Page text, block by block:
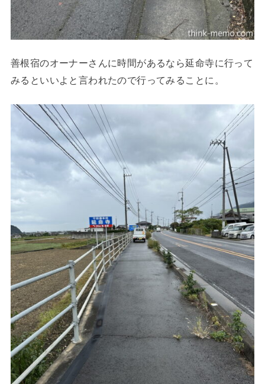
善根宿のオーナーさんに時間があるなら延命寺に行って
みるといいよと言われたので行ってみることに。